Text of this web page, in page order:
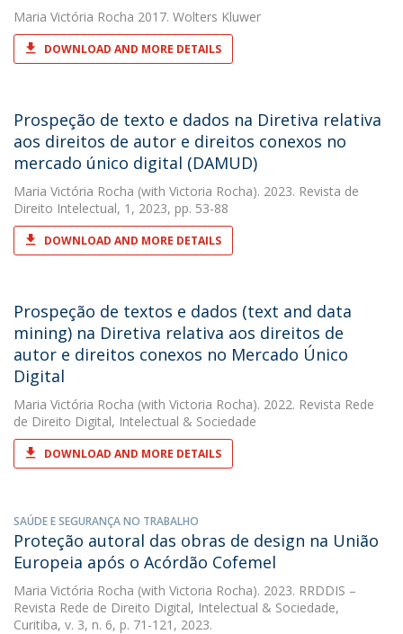
Maria Victória Rocha 2017. Wolters Kluwer
DOWNLOAD AND MORE DETAILS
Prospeção de texto e dados na Diretiva relativa
aos direitos de autor e direitos conexos no
mercado único digital (DAMUD)
Maria Victória Rocha (with Victoria Rocha). 2023. Revista de
Direito Intelectual, 1, 2023, pp. 53-88
DOWNLOAD AND MORE DETAILS
Prospeção de textos e dados (text and data
mining) na Diretiva relativa aos direitos de
autor e direitos conexos no Mercado Único
Digital
Maria Victória Rocha (with Victoria Rocha). 2022. Revista Rede
de Direito Digital, Intelectual & Sociedade
DOWNLOAD AND MORE DETAILS
SAÚDE E SEGURANÇA NO TRABALHO
Proteção autoral das obras de design na União
Europeia após o Acórdão Cofemel
Maria Victória Rocha (with Victoria Rocha). 2023. RRDDIS –
Revista Rede de Direito Digital, Intelectual & Sociedade,
Curitiba, v. 3, n. 6, p. 71-121, 2023.